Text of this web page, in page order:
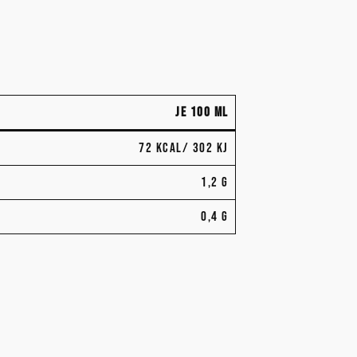
JE 100 ML
72 KCAL/ 302 KJ
1,2 G
0,4 G